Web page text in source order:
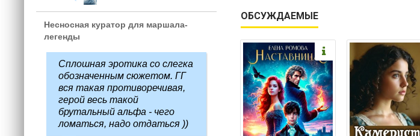
ОБСУЖДАЕМЫЕ
Несносная куратор для маршала-
легенды
Сплошная эротика со слегка
обозначенным сюжетом. ГГ
вся такая противоречивая,
герой весь такой
брутальный альфа - чего
ломаться, надо отдаться ))